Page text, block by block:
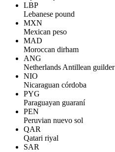
LBP
Lebanese pound
MXN
Mexican peso
MAD
Moroccan dirham
ANG
Netherlands Antillean guilder
NIO
Nicaraguan córdoba
PYG
Paraguayan guaraní
PEN
Peruvian nuevo sol
QAR
Qatari riyal
SAR